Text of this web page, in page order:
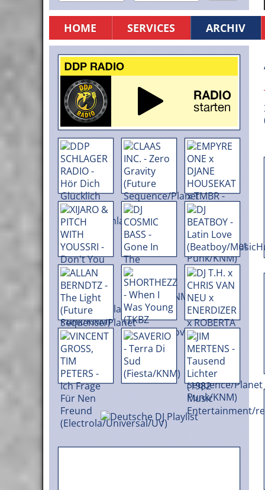
HOME SERVICES ARCHIV